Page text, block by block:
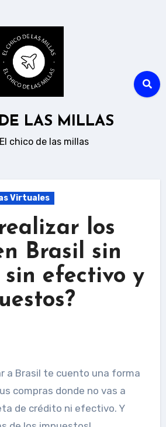
LAS MILLAS
chico de las millas
Virtuales
los
Brasil sin
efectivo y
compras donde no vas a
de crédito ni efectivo. Y